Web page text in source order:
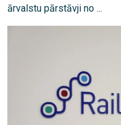
ārvalstu pārstāvji no ...